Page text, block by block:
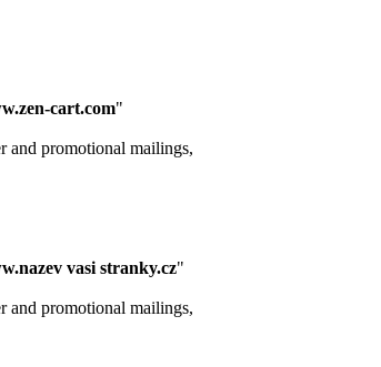
cart.com"
promotional mailings,
vasi stranky.cz"
promotional mailings,